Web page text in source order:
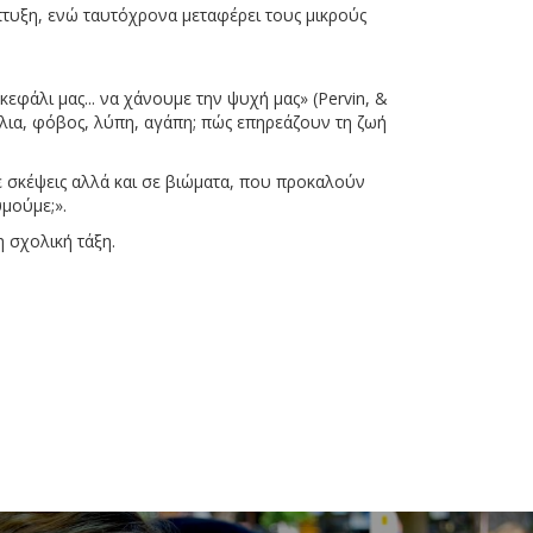
ενώ ταυτόχρονα μεταφέρει τους μικρούς
μας... να χάνουμε την ψυχή μας» (Pervin, &
φόβος, λύπη, αγάπη; πώς επηρεάζουν τη ζωή
αλλά και σε βιώματα, που προκαλούν
σχολική τάξη.